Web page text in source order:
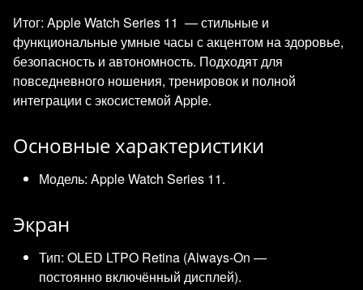
Итог: Apple Watch Series 11 — стильные и
функциональные умные часы с акцентом на здоровье,
безопасность и автономность. Подходят для
повседневного ношения, тренировок и полной
интеграции с экосистемой Apple.
Основные характеристики
Модель: Apple Watch Series 11.
Экран
Тип: OLED LTPO Retina (Always‑On —
постоянно включённый дисплей).